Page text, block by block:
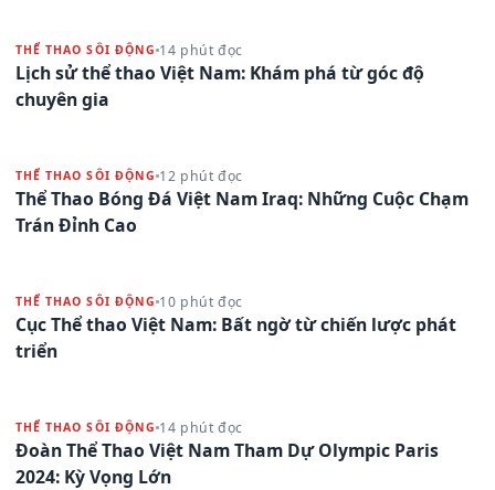
THỂ THAO SÔI ĐỘNG 14 phút đọc
Lịch sử thể thao Việt Nam: Khám phá từ góc độ
chuyên gia
THỂ THAO SÔI ĐỘNG 12 phút đọc
Thể Thao Bóng Đá Việt Nam Iraq: Những Cuộc Chạm
Trán Đỉnh Cao
THỂ THAO SÔI ĐỘNG 10 phút đọc
Cục Thể thao Việt Nam: Bất ngờ từ chiến lược phát
triển
THỂ THAO SÔI ĐỘNG 14 phút đọc
Đoàn Thể Thao Việt Nam Tham Dự Olympic Paris
2024: Kỳ Vọng Lớn